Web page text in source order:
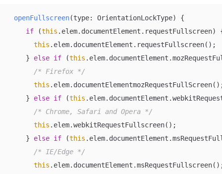
openFullscreen(type: OrientationLockType)
{
if (this .elem.documentElement.requestFullscreen)
this .elem.documentElement.requestFullscreen();
    }
else if (this
/* Firefox */
this
    }
else if (this
/* Chrome, Safari and Opera */
this .elem.webkitRequestFullscreen();
    }
else if (this
/* IE/Edge */
this